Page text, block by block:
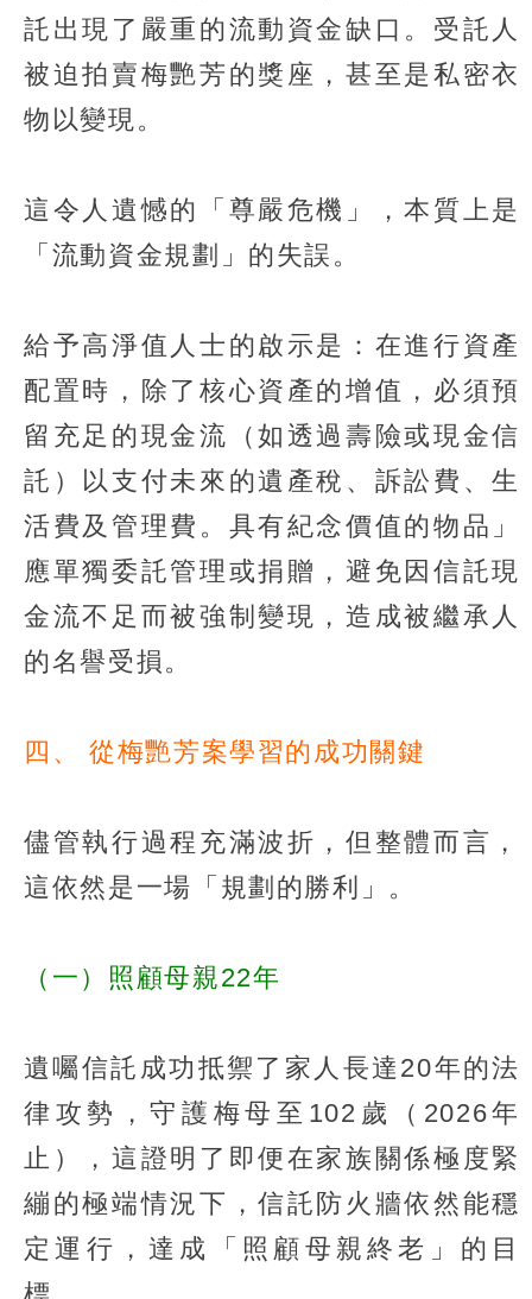
託出現了嚴重的流動資金缺口。受託人
被迫拍賣梅艷芳的獎座，甚至是私密衣
物以變現。
這令人遺憾的「尊嚴危機」，本質上是
「流動資金規劃」的失誤。
給予高淨值人士的啟示是：在進行資產
配置時，除了核心資產的增值，必須預
留充足的現金流（如透過壽險或現金信
託）以支付未來的遺產稅、訴訟費、生
活費及管理費。具有紀念價值的物品」
應單獨委託管理或捐贈，避免因信託現
金流不足而被強制變現，造成被繼承人
的名譽受損。
四、 從梅艷芳案學習的成功關鍵
儘管執行過程充滿波折，但整體而言，
這依然是一場「規劃的勝利」。
（一）照顧母親22年
遺囑信託成功抵禦了家人長達20年的法
律攻勢，守護梅母至102歲（2026年
止），這證明了即便在家族關係極度緊
繃的極端情況下，信託防火牆依然能穩
定運行，達成「照顧母親終老」的目